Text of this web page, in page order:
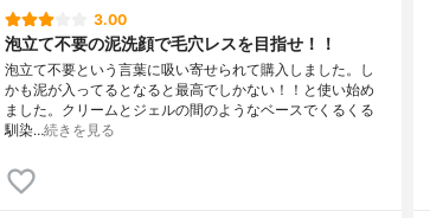
3.00
泡立て不要の泥洗顔で毛穴レスを目指せ！！
泡立て不要という言葉に吸い寄せられて購入しました。し
かも泥が入ってるとなると最高でしかない！！と使い始め
ました。クリームとジェルの間のようなベースでくるくる
馴染…続きを見る